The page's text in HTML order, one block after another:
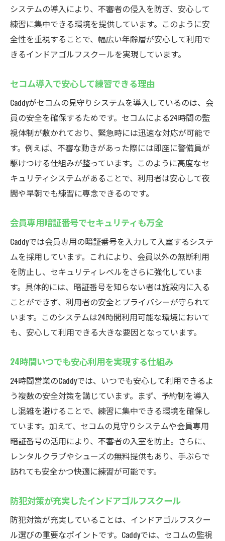
システムの導入により、不審者の侵入を防ぎ、安心して
練習に集中できる環境を提供しています。このように安
全性を重視することで、幅広い年齢層が安心して利用で
きるインドアゴルフスクールを実現しています。
セコム導入で安心して練習できる理由
Caddyがセコムの見守りシステムを導入しているのは、会
員の安全を確保するためです。セコムによる24時間の監
視体制が敷かれており、緊急時には迅速な対応が可能で
す。例えば、不審な動きがあった際には即座に警備員が
駆けつける仕組みが整っています。このように高度なセ
キュリティシステムがあることで、利用者は安心して夜
間や早朝でも練習に専念できるのです。
会員専用暗証番号でセキュリティも万全
Caddyでは会員専用の暗証番号を入力して入室するシステ
ムを採用しています。これにより、会員以外の無断利用
を防止し、セキュリティレベルをさらに強化していま
す。具体的には、暗証番号を知らない者は施設内に入る
ことができず、利用者の安全とプライバシーが守られて
います。このシステムは24時間利用可能な環境において
も、安心して利用できる大きな要因となっています。
24時間いつでも安心利用を実現する仕組み
24時間営業のCaddyでは、いつでも安心して利用できるよ
う複数の安全対策を講じています。まず、予約制を導入
し混雑を避けることで、練習に集中できる環境を確保し
ています。加えて、セコムの見守りシステムや会員専用
暗証番号の活用により、不審者の入室を防止。さらに、
レンタルクラブやシューズの無料提供もあり、手ぶらで
訪れても安全かつ快適に練習が可能です。
防犯対策が充実したインドアゴルフスクール
防犯対策が充実していることは、インドアゴルフスクー
ル選びの重要なポイントです。Caddyでは、セコムの監視